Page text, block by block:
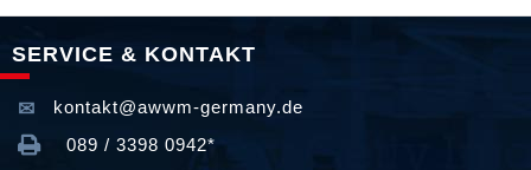
SERVICE & KONTAKT
kontakt@awwm-germany.de
089 / 3398 0942*